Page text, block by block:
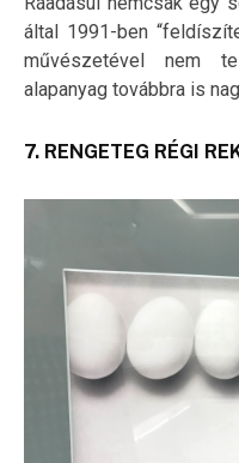
által 1991-ben
művészetével nem
alapanyag továbbra is
7. RENGETEG RÉGI